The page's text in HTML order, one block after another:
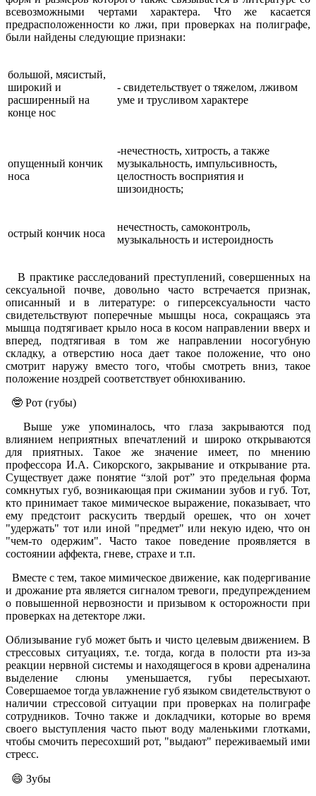
всевозможными чертами характера. Что же касается
предрасположенности ко лжи, при проверках на полиграфе,
были найдены следующие признаки:
большой, мясистый,
широкий и
расширенный на
конце нос
- свидетельствует о тяжелом, лживом
уме и трусливом характере
опущенный кончик
носа
-нечестность, хитрость, а также
музыкальность, импульсивность,
целостность восприятия и
шизоидность;
острый кончик носа
нечестность, самоконтроль,
музыкальность и истероидность
В практике расследований преступлений, совершенных на
сексуальной почве, довольно часто встречается признак,
описанный и в литературе: о гиперсексуальности часто
свидетельствуют поперечные мышцы носа, сокращаясь эта
мышца подтягивает крыло носа в косом направлении вверх и
вперед, подтягивая в том же направлении носогубную
складку, а отверстию носа дает такое положение, что оно
смотрит наружу вместо того, чтобы смотреть вниз, такое
положение ноздрей соответствует обнюхиванию.
🤓 Рот (губы)
Выше уже упоминалось, что глаза закрываются под
влиянием неприятных впечатлений и широко открываются
для приятных. Такое же значение имеет, по мнению
профессора И.А. Сикорского, закрывание и открывание рта.
Существует даже понятие “злой рот” это предельная форма
сомкнутых губ, возникающая при сжимании зубов и губ. Тот,
кто принимает такое мимическое выражение, показывает, что
ему предстоит раскусить твердый орешек, что он хочет
"удержать" тот или иной "предмет" или некую идею, что он
"чем-то одержим". Часто такое поведение проявляется в
состоянии аффекта, гневе, страхе и т.п.
Вместе с тем, такое мимическое движение, как подергивание
и дрожание рта является сигналом тревоги, предупреждением
о повышенной нервозности и призывом к осторожности при
проверках на детекторе лжи.
Облизывание губ может быть и чисто целевым движением. В
стрессовых ситуациях, т.е. тогда, когда в полости рта из-за
реакции нервной системы и находящегося в крови адреналина
выделение слюны уменьшается, губы пересыхают.
Совершаемое тогда увлажнение губ языком свидетельствуют о
наличии стрессовой ситуации при проверках на полиграфе
сотрудников. Точно также и докладчики, которые во время
своего выступления часто пьют воду маленькими глотками,
чтобы смочить пересохший рот, "выдают" переживаемый ими
стресс.
😄 Зубы